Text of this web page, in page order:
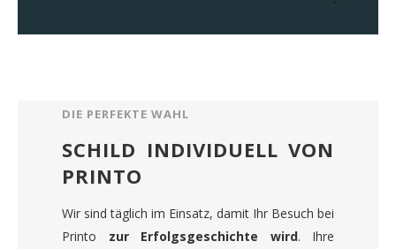
DIE PERFEKTE WAHL
SCHILD INDIVIDUELL VON
PRINTO
Wir sind täglich im Einsatz, damit Ihr Besuch bei
Printo zur Erfolgsgeschichte wird. Ihre